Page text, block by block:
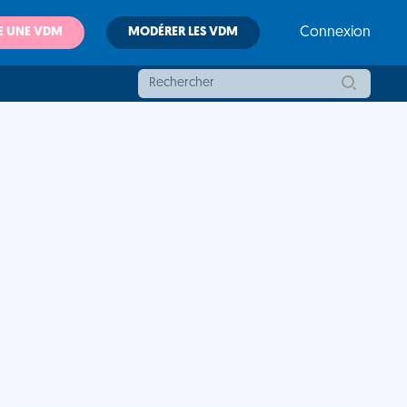
UNE VDM MODÉRER LES VDM Connexion